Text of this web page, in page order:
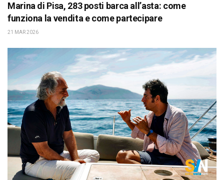
Marina di Pisa, 283 posti barca all’asta: come
funziona la vendita e come partecipare
21 MAR 2026